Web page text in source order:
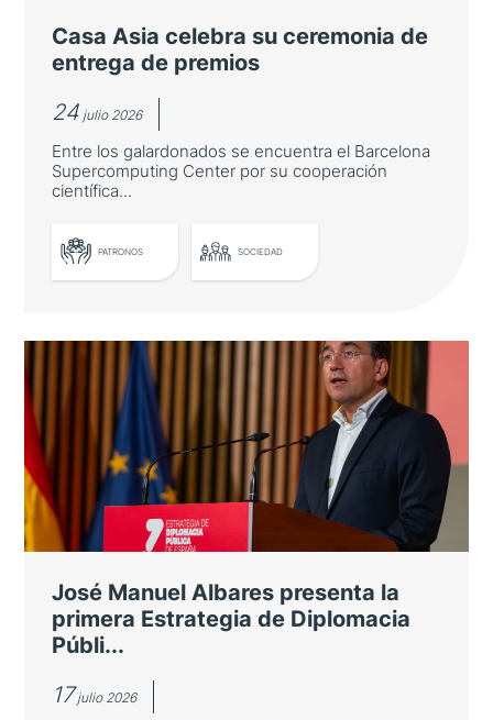
Casa Asia celebra su ceremonia de
entrega de premios
24 julio 2026
Entre los galardonados se encuentra el Barcelona
Supercomputing Center por su cooperación
científica...
PATRONOS SOCIEDAD
Casa Asia celebra su ceremonia de
entrega de premios
Entre los galardonados se encuentra el
Barcelona Supercomputing Center por su
cooperación científica con Japón
José Manuel Albares presenta la
primera Estrategia de Diplomacia
Públi...
17 julio 2026